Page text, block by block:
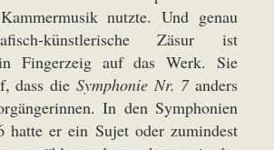
nutzte. Und genau
künstlerische Zäsur ist
Fingerzeig auf das Werk. Sie
dass die Symphonie Nr. 7anders
In den Symphonien
er ein Sujet oder zumindest